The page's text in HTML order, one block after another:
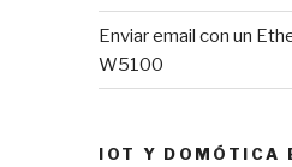
Enviar email con un
W5100
IOT Y DOMÓTICA